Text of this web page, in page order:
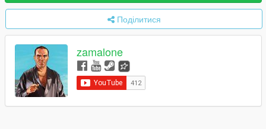
Поділитися
zamalone